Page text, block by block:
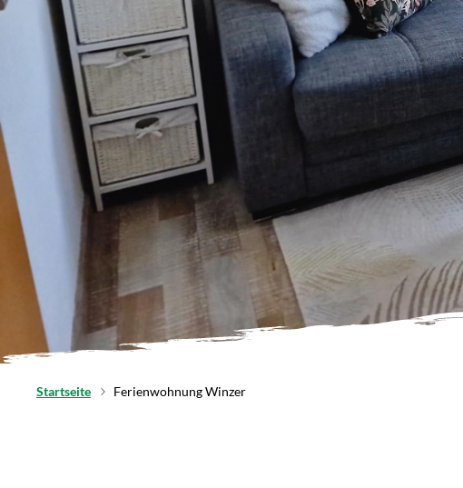
Startseite Ferienwohnung Winzer